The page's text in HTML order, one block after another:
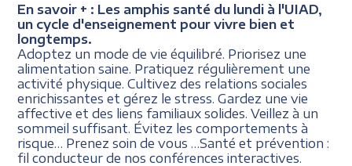
En savoir + : Les amphis santé du lundi à l'UIAD,
un cycle d'enseignement pour vivre bien et
longtemps.
Adoptez un mode de vie équilibré. Priorisez une
alimentation saine. Pratiquez régulièrement une
activité physique. Cultivez des relations sociales
enrichissantes et gérez le stress. Gardez une vie
affective et des liens familiaux solides. Veillez à un
sommeil suffisant. Évitez les comportements à
risque… Prenez soin de vous …Santé et prévention :
fil conducteur de nos conférences interactives.